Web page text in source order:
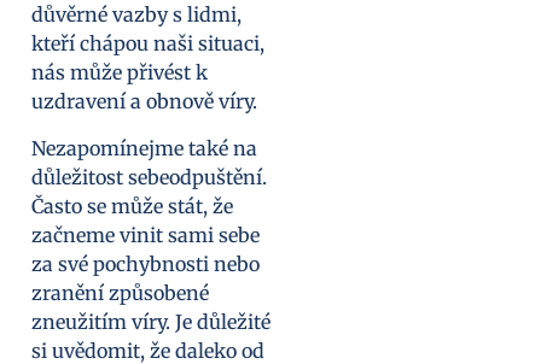
důvěrné vazby s lidmi,
kteří chápou naši situaci,
nás může přivést k
uzdravení a obnově víry.
Nezapomínejme také na
důležitost sebeodpuštění.
Často se může stát, že
začneme vinit sami sebe
za své pochybnosti nebo
zranění způsobené
zneužitím víry. Je důležité
si uvědomit, že daleko od